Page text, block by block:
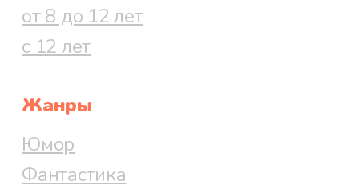
от 8 до 12 лет
с 12 лет
Жанры
Юмор
Фантастика